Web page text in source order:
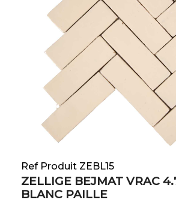
Ref Produit ZEBL15
ZELLIGE BEJMAT VRAC
BLANC PAILLE